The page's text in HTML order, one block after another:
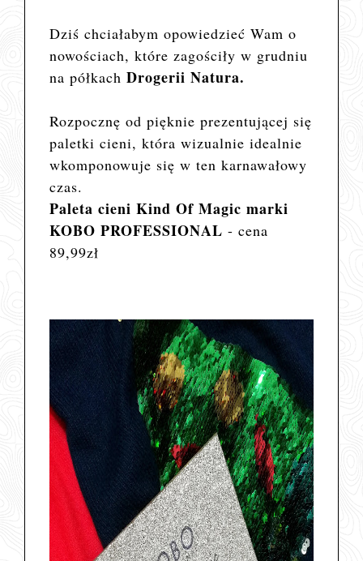
Dziś chciałabym opowiedzieć Wam o
nowościach, które zagościły w grudniu
na półkachDrogerii Natura.
Rozpocznę od pięknie prezentującej się
paletki cieni, która wizualnie idealnie
wkomponowuje się w ten karnawałowy
czas.
Paleta cieni Kind Of Magic marki
KOBO PROFESSIONAL- cena
89,99zł